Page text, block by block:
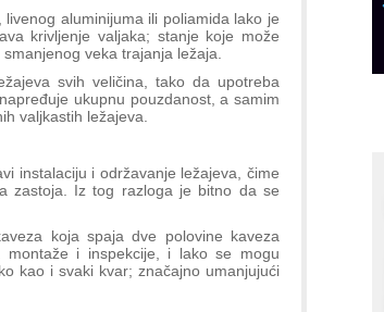
aluminijuma ili poliamida lako je
krivljenje valjaka; stanje koje može
veka trajanja ležaja.
svih veličina, tako da upotreba
ukupnu pouzdanost, a samim
valjkastih ležajeva.
instalaciju i održavanje ležajeva, čime
zastoja. Iz tog razloga je bitno da se
koja spaja dve polovine kaveza
montaže i inspekcije, i lako se mogu
kao i svaki kvar; značajno umanjujući